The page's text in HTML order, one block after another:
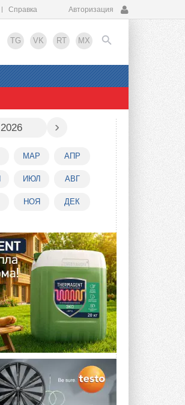
Справка Авторизация
TG VK RT MX
EN
2026 ›
МАР АПР
ИЮЛ АВГ
НОЯ ДЕК